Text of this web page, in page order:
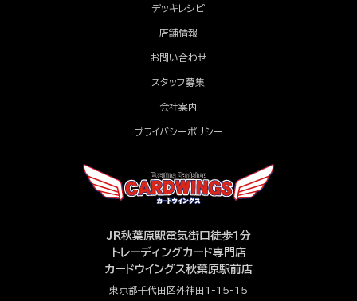
デッキレシピ
店舗情報
お問い合わせ
スタッフ募集
会社案内
プライバシーポリシー
JR秋葉原駅電気街口徒歩1分
トレーディングカード専門店
カードウイングス秋葉原駅前店
東京都千代田区外神田1-15-15